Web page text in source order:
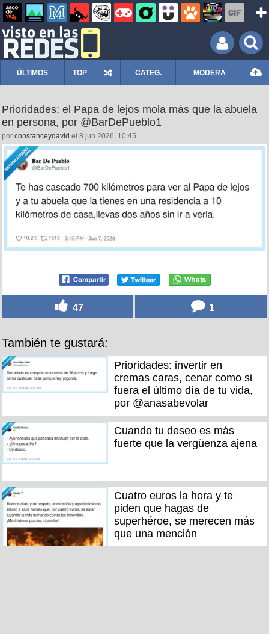
ÚLTIMOS TOP CATEG. MODERA
Prioridades: el Papa de lejos mola más que la abuela
en persona, por @BarDePueblo1
por constanceydavid el 8 jun 2026, 10:45
47 1
También te gustará:
Prioridades: invertir en
cremas caras, cenar como si
fuera el último día de tu vida,
por @anasabevolar
Cuando tu deseo es más
fuerte que la vergüenza ajena
Cuatro euros la hora y te
piden que hagas de
superhéroe, se merecen más
que una mención